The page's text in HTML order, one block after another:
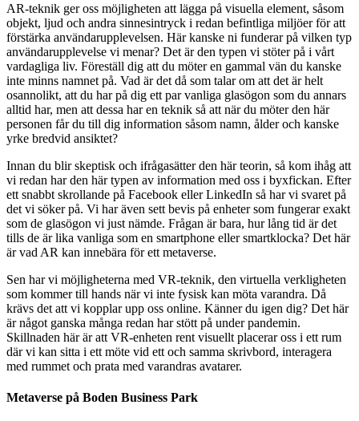
AR-teknik ger oss möjligheten att lägga på visuella element, såsom
objekt, ljud och andra sinnesintryck i redan befintliga miljöer för att
förstärka användarupplevelsen. Här kanske ni funderar på vilken typ
användarupplevelse vi menar? Det är den typen vi stöter på i vårt
vardagliga liv. Föreställ dig att du möter en gammal vän du kanske
inte minns namnet på. Vad är det då som talar om att det är helt
osannolikt, att du har på dig ett par vanliga glasögon som du annars
alltid har, men att dessa har en teknik så att när du möter den här
personen får du till dig information såsom namn, ålder och kanske
yrke bredvid ansiktet?
Innan du blir skeptisk och ifrågasätter den här teorin, så kom ihåg att
vi redan har den här typen av information med oss i byxfickan. Efter
ett snabbt skrollande på Facebook eller LinkedIn så har vi svaret på
det vi söker på. Vi har även sett bevis på enheter som fungerar exakt
som de glasögon vi just nämde. Frågan är bara, hur lång tid är det
tills de är lika vanliga som en smartphone eller smartklocka? Det här
är vad AR kan innebära för ett metaverse.
Sen har vi möjligheterna med VR-teknik, den virtuella verkligheten
som kommer till hands när vi inte fysisk kan möta varandra. Då
krävs det att vi kopplar upp oss online. Känner du igen dig? Det här
är något ganska många redan har stött på under pandemin.
Skillnaden här är att VR-enheten rent visuellt placerar oss i ett rum
där vi kan sitta i ett möte vid ett och samma skrivbord, interagera
med rummet och prata med varandras avatarer.
Metaverse på Boden Business Park